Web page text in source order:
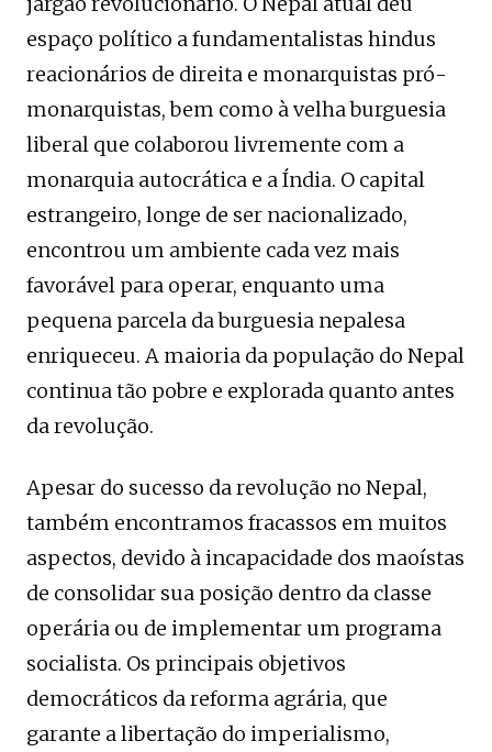
espaço político a fundamentalistas hindus
reacionários de direita e monarquistas pró-
monarquistas, bem como à velha burguesia
liberal que colaborou livremente com a
monarquia autocrática e a Índia. O capital
estrangeiro, longe de ser nacionalizado,
encontrou um ambiente cada vez mais
favorável para operar, enquanto uma
pequena parcela da burguesia nepalesa
enriqueceu. A maioria da população do Nepal
continua tão pobre e explorada quanto antes
da revolução.
Apesar do sucesso da revolução no Nepal,
também encontramos fracassos em muitos
aspectos, devido à incapacidade dos maoístas
de consolidar sua posição dentro da classe
operária ou de implementar um programa
socialista. Os principais objetivos
democráticos da reforma agrária, que
garante a libertação do imperialismo,